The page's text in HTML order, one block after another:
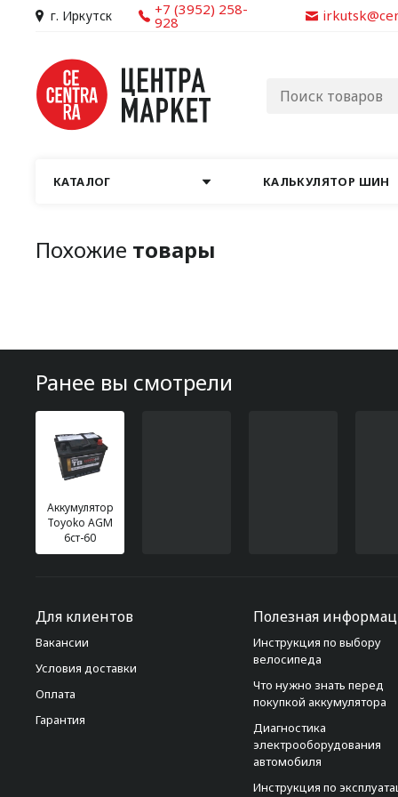
г. Иркутск +7 (3952) 258-
928
КАТАЛОГ КАЛЬКУЛЯТОР ШИН
Похожие товары
Ранее вы смотрели
Аккумулятор
Toyoko AGM
6ст-60
Для клиентов
Вакансии
Условия доставки
Оплата
Гарантия
Полезная
Инструкция по выбору
велосипеда
Что нужно знать перед
покупкой аккумулятора
Диагностика
электрооборудования
автомобиля
Инструкция по